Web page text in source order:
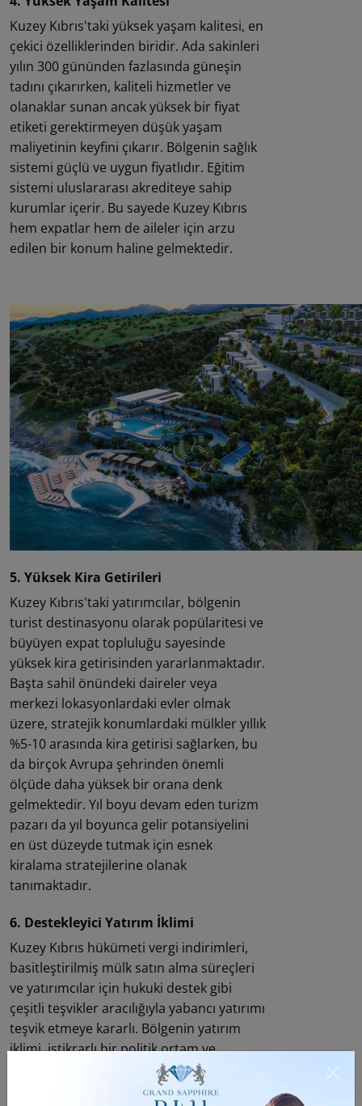
Kuzey Kıbrıs'taki yüksek yaşam kalitesi, en
çekici özelliklerinden biridir. Ada sakinleri
yılın 300 gününden fazlasında güneşin
tadını çıkarırken, kaliteli hizmetler ve
olanaklar sunan ancak yüksek bir fiyat
etiketi gerektirmeyen düşük yaşam
maliyetinin keyfini çıkarır. Bölgenin sağlık
sistemi güçlü ve uygun fiyatlıdır. Eğitim
sistemi uluslararası akrediteye sahip
kurumlar içerir. Bu sayede Kuzey Kıbrıs
hem expatlar hem de aileler için arzu
edilen bir konum haline gelmektedir.
5. Yüksek Kira Getirileri
Kuzey Kıbrıs'taki yatırımcılar, bölgenin
turist destinasyonu olarak popülaritesi ve
büyüyen expat topluluğu sayesinde
yüksek kira getirisinden yararlanmaktadır.
Başta sahil önündeki daireler veya
merkezi lokasyonlardaki evler olmak
üzere, stratejik konumlardaki mülkler yıllık
%5-10 arasında kira getirisi sağlarken, bu
da birçok Avrupa şehrinden önemli
ölçüde daha yüksek bir orana denk
gelmektedir. Yıl boyu devam eden turizm
pazarı da yıl boyunca gelir potansiyelini
en üst düzeyde tutmak için esnek
kiralama stratejilerine olanak
tanımaktadır.
6. Destekleyici Yatırım İklimi
Kuzey Kıbrıs hükümeti vergi indirimleri,
basitleştirilmiş mülk satın alma süreçleri
ve yatırımcılar için hukuki destek gibi
çeşitli teşvikler aracılığıyla yabancı yatırımı
teşvik etmeye kararlı. Bölgenin yatırım
iklimi, istikrarlı bir politik ortam ve
büyüyen bir ekonomi tarafından
desteklenmekte olup, uzun vadeli